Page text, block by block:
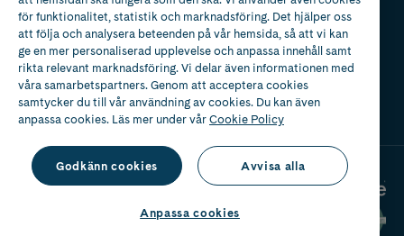
för funktionalitet, statistik och marknadsföring. Det hjälper oss
att följa och analysera beteenden på vår hemsida, så att vi kan
ge en mer personaliserad upplevelse och anpassa innehåll samt
rikta relevant marknadsföring. Vi delar även informationen med
våra samarbetspartners. Genom att acceptera cookies
samtycker du till vår användning av cookies. Du kan även
anpassa cookies. Läs mer under vårCookie Policy
Godkänn cookies Avvisa alla
Anpassa cookies